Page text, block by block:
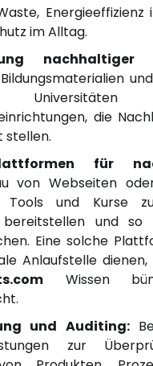
Energieeffizienz
im Alltag.
nachhaltiger
die
stellen.
für
von Webseiten
Tools und Kurse
bereitstellen und so
Eine solche
Anlaufstelle
Wissen
und Auditing:
zur